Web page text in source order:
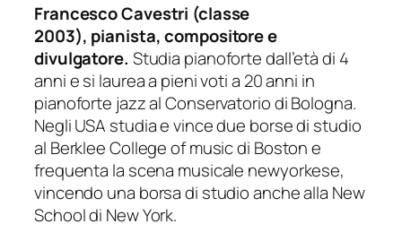
Francesco Cavestri (classe
2003), pianista, compositore e
divulgatore. Studia pianoforte dall’età di 4
anni e si laurea a pieni voti a 20 anni in
pianoforte jazz al Conservatorio di Bologna.
Negli USA studia e vince due borse di studio
al Berklee College of music di Boston e
frequenta la scena musicale newyorkese,
vincendo una borsa di studio anche alla New
School di New York.